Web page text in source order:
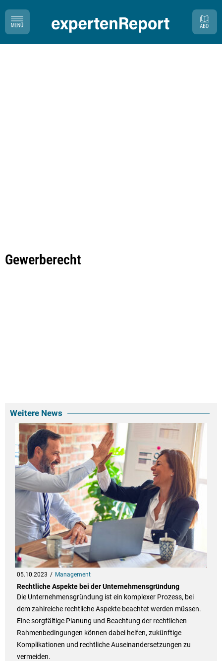
Gewerberecht
Weitere News
05.10.2023 Management
Rechtliche Aspekte bei der Unternehmensgründung
Die Unternehmensgründung ist ein komplexer Prozess, bei
dem zahlreiche rechtliche Aspekte beachtet werden müssen.
Eine sorgfältige Planung und Beachtung der rechtlichen
Rahmenbedingungen können dabei helfen, zukünftige
Komplikationen und rechtliche Auseinandersetzungen zu
vermeiden.